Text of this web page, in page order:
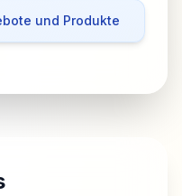
und Produkte